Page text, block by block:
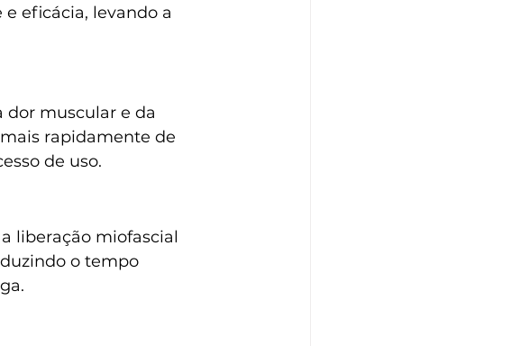
eficácia, levando a
dor muscular e da
rapidamente de
de uso.
liberação miofascial
o tempo